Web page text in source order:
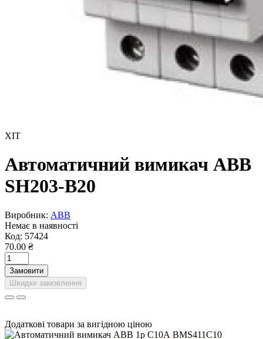
ХІТ
Автоматичний вимикач ABB
SH203-B20
Виробник: ABB
Немає в наявності
Код: 57424
70.00 ₴
Замовити
Швидке замовлення
Додаткові товари за вигідною ціною